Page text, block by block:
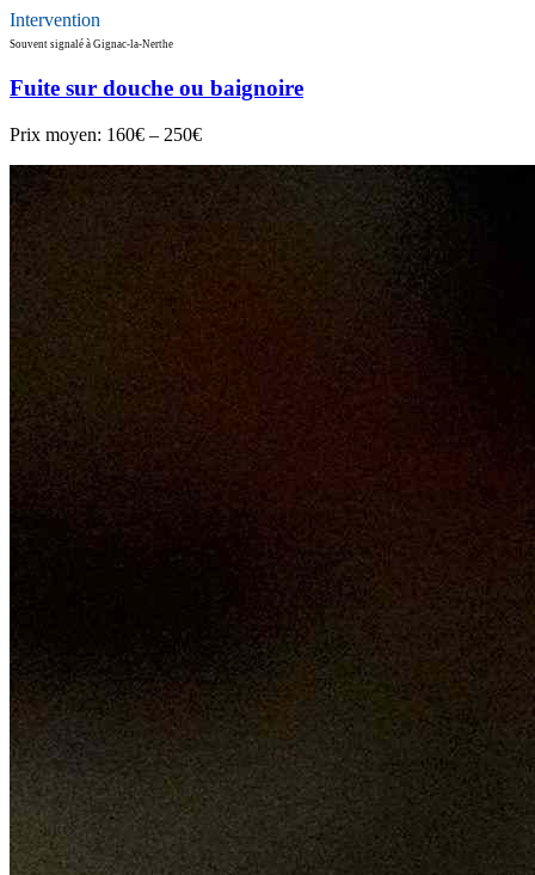
Intervention
Souvent signalé à Gignac-la-Nerthe
Fuite sur douche ou baignoire
Prix moyen: 160€ – 250€